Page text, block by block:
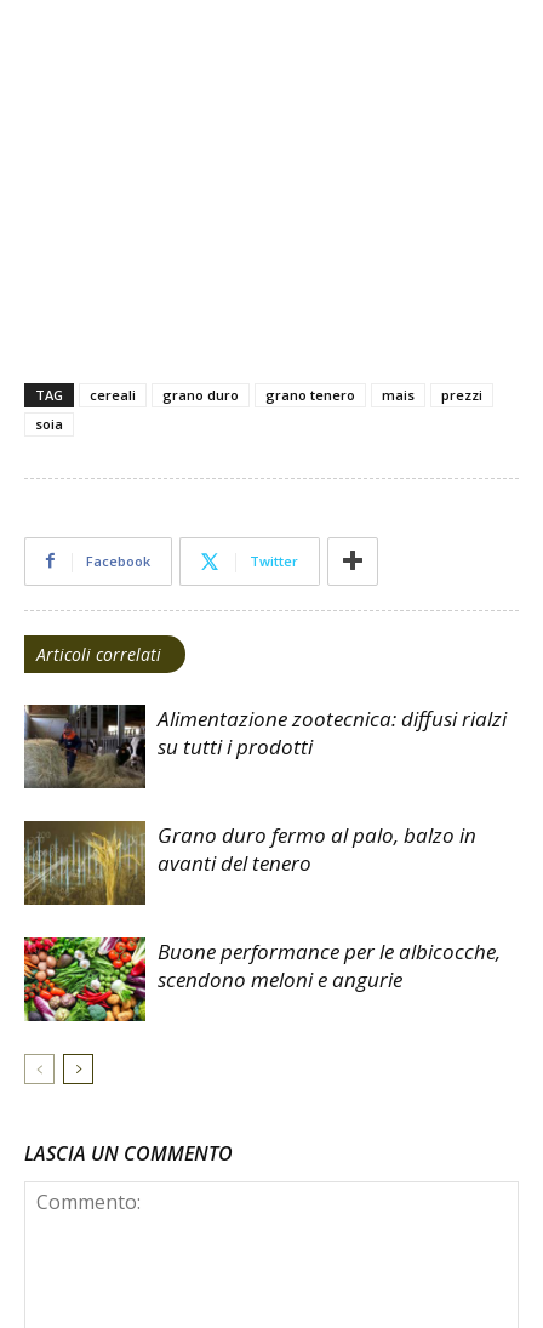
TAG cereali grano duro grano tenero mais
prezzi
soia
Facebook Twitter
Articoli correlati
Alimentazione zootecnica: diffusi rialzi
su tutti i prodotti
Grano duro fermo al palo, balzo in
avanti del tenero
Buone performance per le albicocche,
scendono meloni e angurie
LASCIA UN COMMENTO